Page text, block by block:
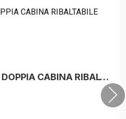
IVECO Daily 35C17 DOPPIA CABINA RIBALTABILE NUOVO